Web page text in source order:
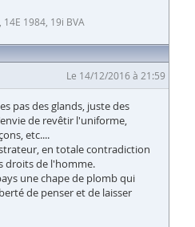
1984, 19i BVA
Le 14/12/2016 à 21:59
pas des glands, juste des
de revêtir l'uniforme,
etc....
en totale contradiction
droits de l'homme.
une chape de plomb qui
de penser et de laisser